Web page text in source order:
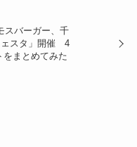
スバーガー、千
ェスタ」開催 4
をまとめてみた